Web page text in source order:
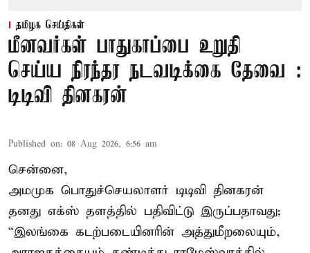
தமிழக செய்திகள்
மீனவர்கள் பாதுகாப்பை உறுதி
செய்ய நிரந்தர நடவடிக்கை தேவை :
டிடிவி தினகரன்
Published on: 08 Aug 2026, 6:56 am
சென்னை,
அமமுக பொதுச்செயலாளர் டிடிவி தினகரன்
தனது எக்ஸ் தளத்தில் பதிவிட்டு இருப்பதாவது;
“இலங்கை கடற்படையினரின் அத்துமீறலையும்,